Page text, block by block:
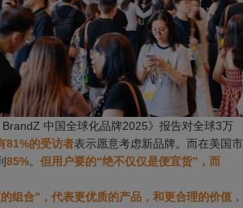
中国全球化品牌2025》报告对全球3万
81%的受访者表示愿意考虑新品牌。而在美国市
85%。 但用户要的“绝不仅仅是便宜货”，而
组合”，代表更优质的产品，和更合理的价值，